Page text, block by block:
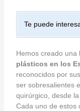
Te puede
Hemos creado una
plásticos en los
reconocidos por
ser sobresalientes
quirúrgico, desde
Cada uno de estos